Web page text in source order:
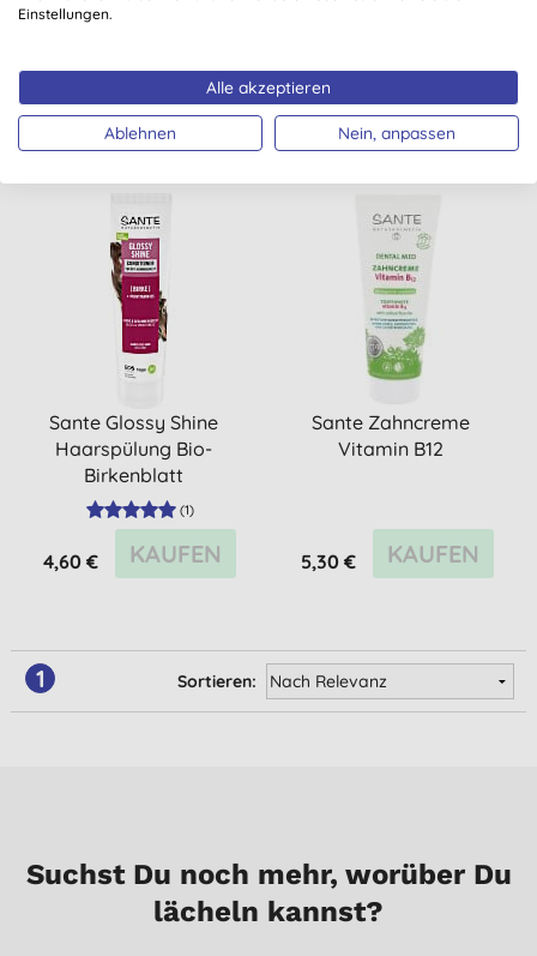
& Provitamin B5 150ml
4,10 € KAUFEN 5,10 € KAUFEN
Sante Glossy Shine
Haarspülung Bio-
Birkenblatt
(1)
4,60 € KAUFEN
Sante Zahncreme
Vitamin B12
5,30 € KAUFEN
1 Sortieren:
Suchst Du noch mehr, worüber Du
lächeln kannst?
Einstellungen.
Alle akzeptieren
Ablehnen Nein, anpassen